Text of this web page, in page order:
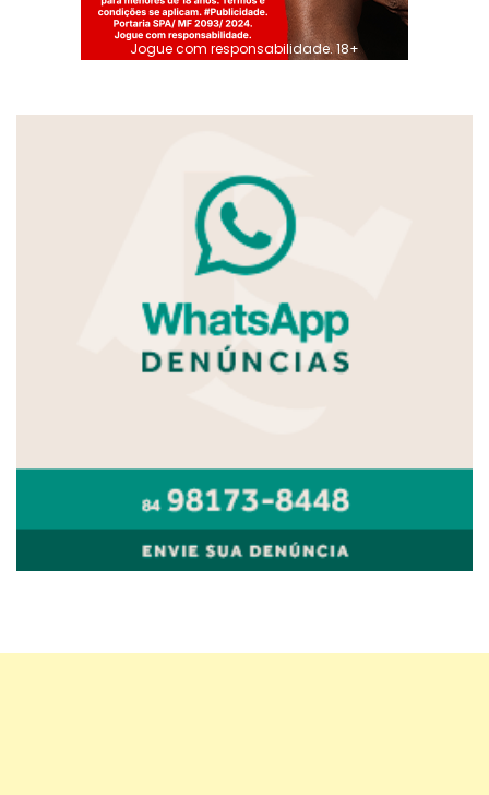
Jogue com responsabilidade. 18+